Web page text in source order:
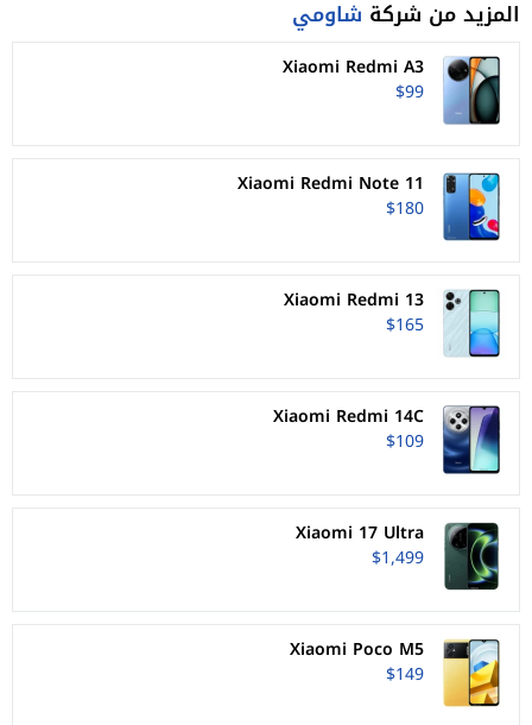
المزيد من شركة شاومي
Xiaomi Redmi A3
$99
Xiaomi Redmi Note 11
$180
Xiaomi Redmi 13
$165
Xiaomi Redmi 14C
$109
Xiaomi 17 Ultra
$1,499
Xiaomi Poco M5
$149